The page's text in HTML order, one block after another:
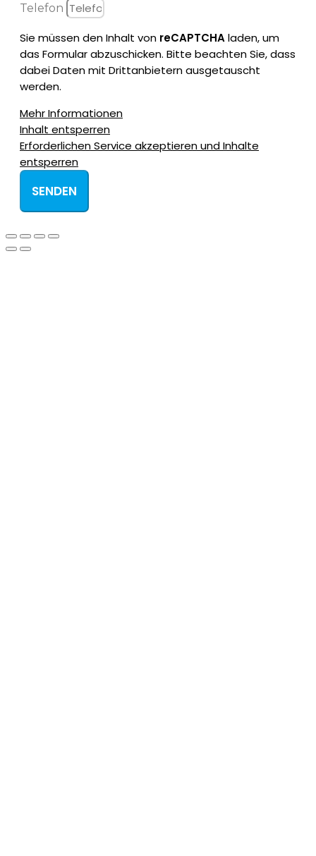
Telefon
Sie müssen den Inhalt von reCAPTCHAladen, um
das Formular abzuschicken. Bitte beachten Sie, dass
dabei Daten mit Drittanbietern ausgetauscht
werden.
Mehr Informationen
Inhalt entsperren
Erforderlichen Service akzeptieren und Inhalte
entsperren
SENDEN